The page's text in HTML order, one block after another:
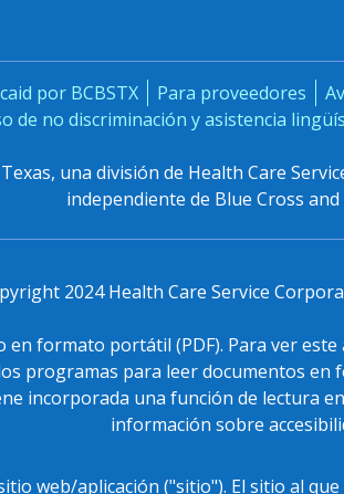
por BCBSTX Para proveedores
de no discriminación y asistencia
una división de Health Care
independiente de Blue Cross
2024 Health Care Service
en formato portátil (PDF). Para ver
programas para leer documentos
incorporada una función de lectura
información sobre
web/aplicación ("sitio"). El sitio al